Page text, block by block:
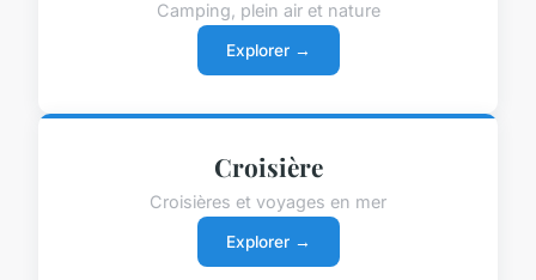
Camping, plein air et nature
Explorer →
Croisière
Croisières et voyages en mer
Explorer →